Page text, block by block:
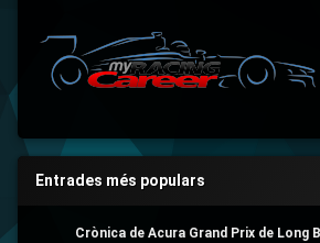
Entrades més populars
Crònica de Acura Grand Prix de Long